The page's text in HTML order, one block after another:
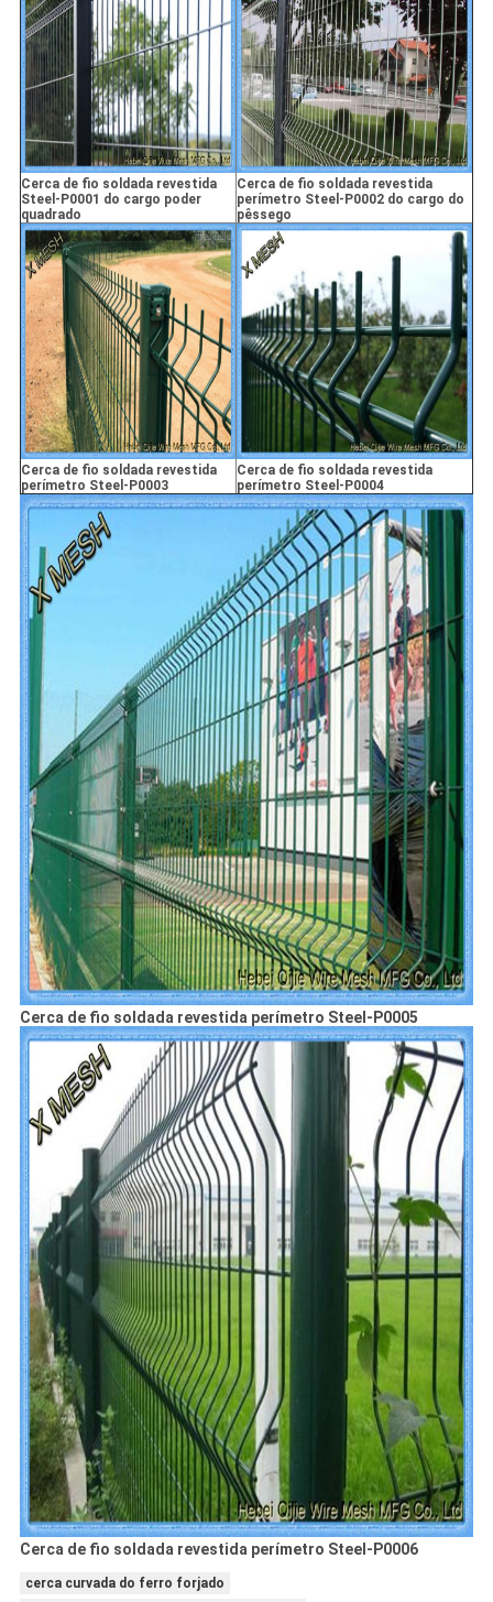
Cerca de fio soldada revestida
Steel-P0001 do cargo poder
quadrado
Cerca de fio soldada revestida
perímetro Steel-P0002 do cargo do
pêssego
Cerca de fio soldada revestida
perímetro Steel-P0003
Cerca de fio soldada revestida
perímetro Steel-P0004
Cerca de fio soldada revestida perímetro Steel-P0005
Cerca de fio soldada revestida perímetro Steel-P0006
cerca curvada do ferro forjado